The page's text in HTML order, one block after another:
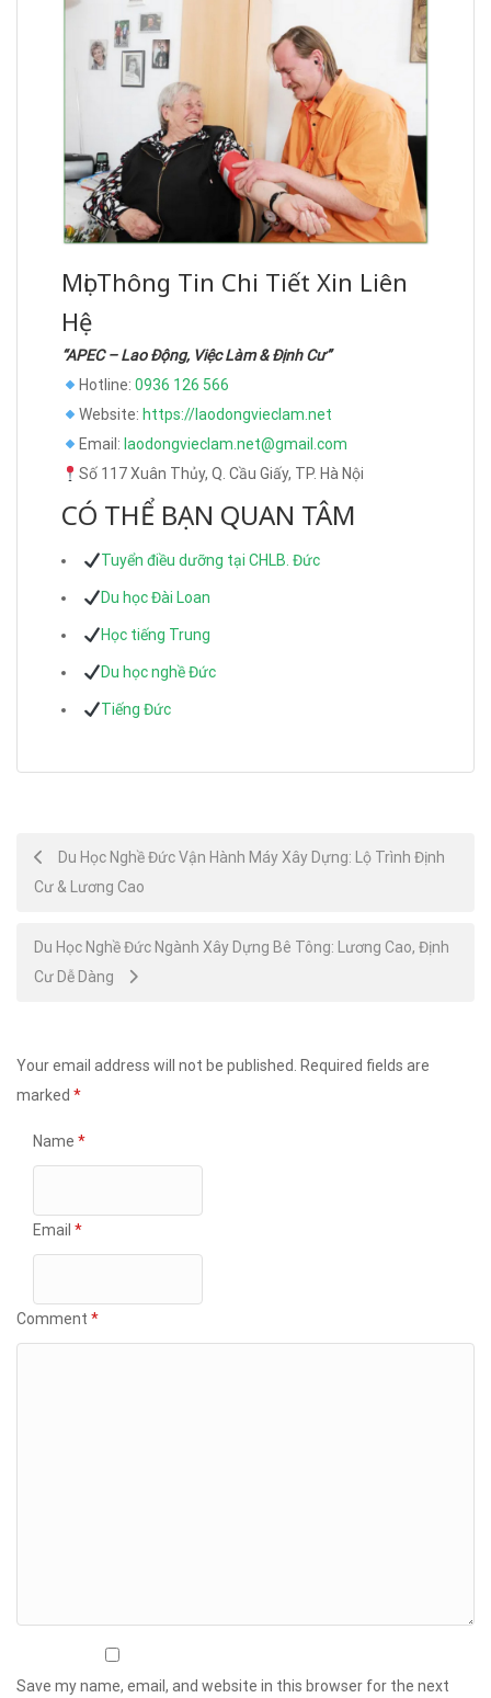
Mọi Thông Tin Chi Tiết Xin Liên
Hệ
“APEC – Lao Động, Việc Làm & Định Cư”
Hotline: 0936 126 566
Website: https://laodongvieclam.net
Email: laodongvieclam.net@gmail.com
Số 117 Xuân Thủy, Q. Cầu Giấy, TP. Hà Nội
CÓ THỂ BẠN QUAN TÂM
Tuyển điều dưỡng tại CHLB. Đức
Du học Đài Loan
Học tiếng Trung
Du học nghề Đức
Tiếng Đức
Post
navigation
Du Học Nghề Đức Vận Hành Máy Xây Dựng: Lộ Trình Định
Cư & Lương Cao
Du Học Nghề Đức Ngành Xây Dựng Bê Tông: Lương Cao, Định
Cư Dễ Dàng
Your email address will not be published. Required fields are
marked *
Name *
Email *
Comment *
Save my name, email, and website in this browser for the next